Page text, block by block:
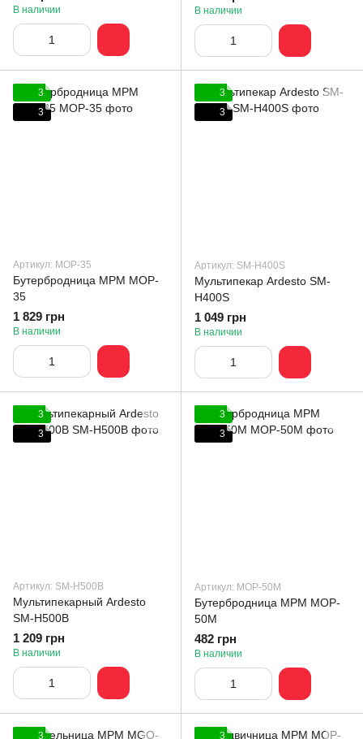
В наличии В наличии
3
3
Артикул: MOP-35
Бутербродница MPM MOP-
35
1 829 грн
В наличии
3
3
Артикул: SM-H400S
Мультипекар Ardesto SM-
H400S
1 049 грн
В наличии
3
3
Артикул: SM-H500B
Мультипекарный Ardesto
SM-H500B
1 209 грн
В наличии
3
3
Артикул: MOP-50M
Бутербродница MPM MOP-
50M
482 грн
В наличии
3
3